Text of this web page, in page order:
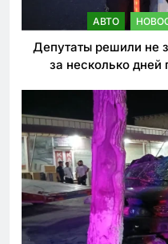
АВТО
Депутаты решили не
за несколько дней